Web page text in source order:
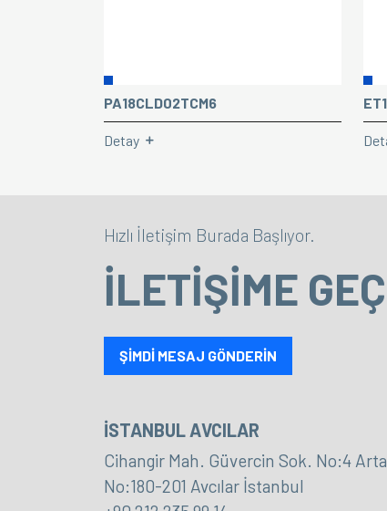
PA18CLD02TCM6
Detay
Hızlı İletişim Burada Başlıyor.
İLETİŞİME GEÇ
ŞİMDİ MESAJ GÖNDERİN
İSTANBUL AVCILAR
Cihangir Mah. Güvercin Sok. No:4
No:180-201 Avcılar İstanbul